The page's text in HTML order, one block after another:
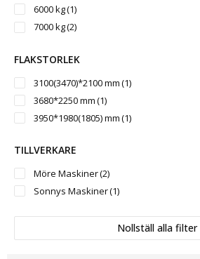
6000 kg(1)
7000 kg(2)
FLAKSTORLEK
3100(3470)*2100 mm(1)
3680*2250 mm(1)
3950*1980(1805) mm(1)
TILLVERKARE
Möre Maskiner(2)
Sonnys Maskiner(1)
Nollställ alla filter